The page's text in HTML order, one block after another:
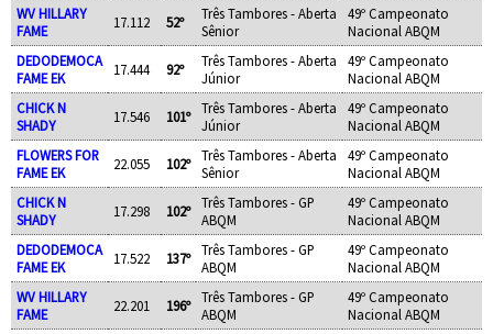
WV HILLARY
FAME
17.112 52º
Três Tambores - Aberta
Sênior
49º Campeonato
Nacional ABQM
DEDODEMOCA
FAME EK
17.444 92º
Três Tambores - Aberta
Júnior
49º Campeonato
Nacional ABQM
CHICK N
SHADY
17.546 101º
Três Tambores - Aberta
Júnior
49º Campeonato
Nacional ABQM
FLOWERS FOR
FAME EK
22.055 102º
Três Tambores - Aberta
Sênior
49º Campeonato
Nacional ABQM
CHICK N
SHADY
17.298 102º
Três Tambores - GP
ABQM
49º Campeonato
Nacional ABQM
DEDODEMOCA
FAME EK
17.522 137º
Três Tambores - GP
ABQM
49º Campeonato
Nacional ABQM
WV HILLARY
FAME
22.201 196º
Três Tambores - GP
ABQM
49º Campeonato
Nacional ABQM